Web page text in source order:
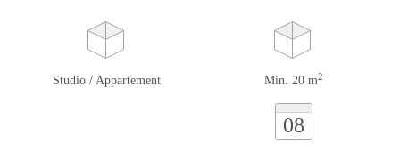
Studio / Appartement Min. 20 m2
08